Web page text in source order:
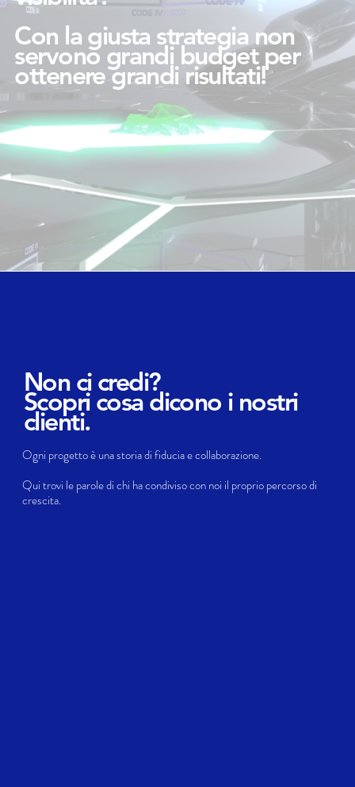
Con la giusta strategia non
servono grandi budget per
ottenere grandi risultati!
Non ci credi?
Scopri cosa dicono i nostri
clienti.
Ogni progetto è una storia di fiducia e collaborazione.
Qui trovi le parole di chi ha condiviso con noi il proprio percorso di
crescita.